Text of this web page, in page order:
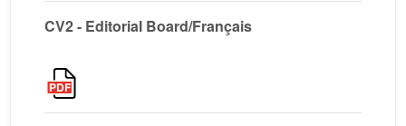
CV2 - Editorial Board/Français